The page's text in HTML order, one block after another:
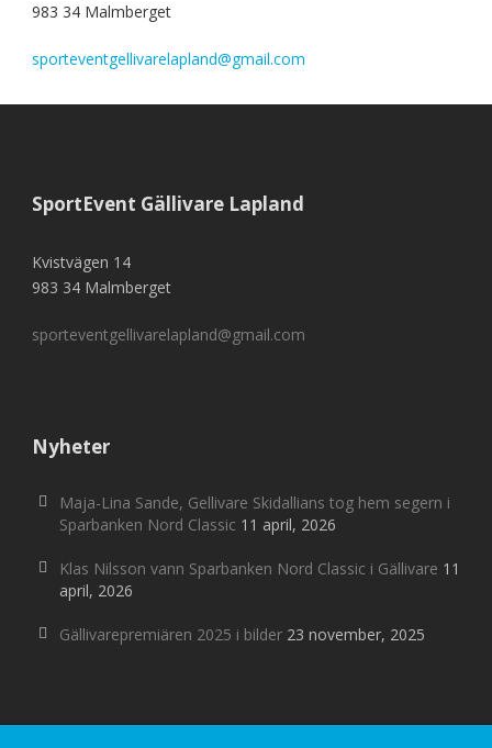
983 34 Malmberget
sporteventgellivarelapland@gmail.com
SportEvent Gällivare Lapland
Kvistvägen 14
983 34 Malmberget
sporteventgellivarelapland@gmail.com
Nyheter
Maja-Lina Sande, Gellivare Skidallians tog hem segern i
Sparbanken Nord Classic 11 april, 2026
Klas Nilsson vann Sparbanken Nord Classic i Gällivare 11
april, 2026
Gällivarepremiären 2025 i bilder 23 november, 2025